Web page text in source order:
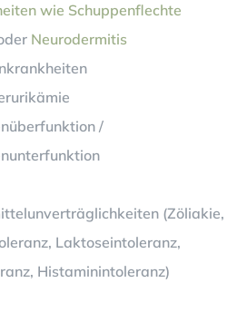
wie Schuppenflechte
Neurodermitis
/
(Zöliakie,
Laktoseintoleranz,
Histaminintoleranz)